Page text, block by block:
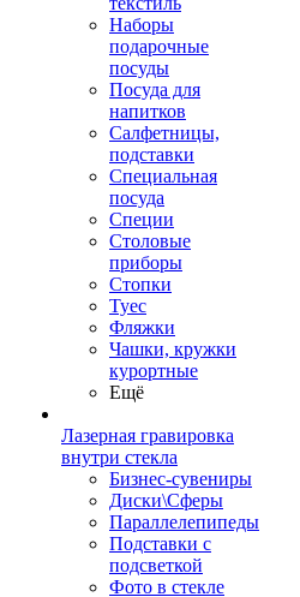
Наборы
подарочные
посуды
Посуда для
напитков
Салфетницы,
подставки
Специальная
посуда
Специи
Столовые
приборы
Стопки
Туес
Фляжки
Чашки, кружки
курортные
Ещё
Лазерная гравировка
внутри стекла
Бизнес-сувениры
Диски\Сферы
Параллелепипеды
Подставки с
подсветкой
Фото в стекле